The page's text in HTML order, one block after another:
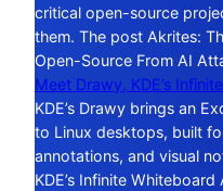
critical open-source
them. The post Akrites:
Open-Source From AI
Meet Drawy, KDE’s
KDE’s Drawy brings an
to Linux desktops, built
annotations, and visual
KDE’s Infinite